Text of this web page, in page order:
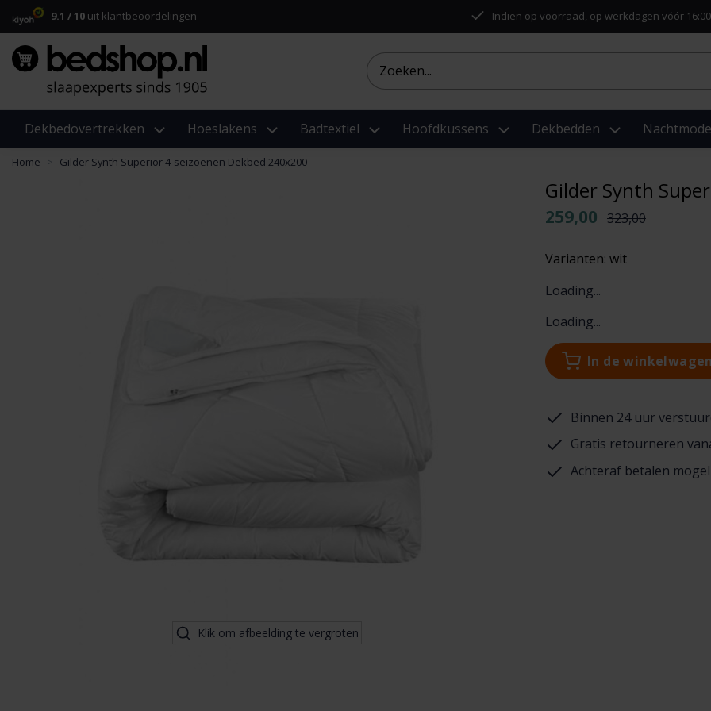
9.1 / 10 uit klantbeoordelingen Indien op voorraad, op werkdagen vóór
Dekbedovertrekken Hoeslakens Badtextiel Hoofdkussens Dekbedden Nachtmode
Home Gilder Synth Superior 4-seizoenen Dekbed 240x200
Klik om afbeelding te vergroten
Gilder Synth
259,00 323,00
Varianten: wit
Loading...
Loading...
In de winkelwagen
Binnen 24 uur
Gratis retourneren
Achteraf betalen